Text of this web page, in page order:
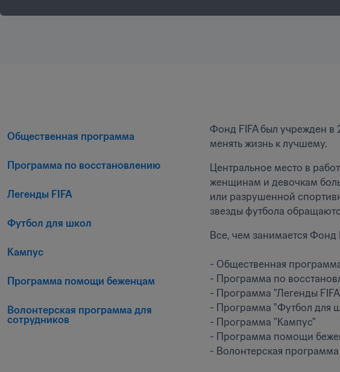
Общественная программа
Программа по восстановлению
Легенды FIFA
Футбол для школ
Кампус
Программа помощи беженцам
Волонтерская программа для
сотрудников
Фонд FIFA был учрежден в
менять жизнь к лучшему.
Центральное место в
женщинам и девочкам
или разрушенной
звезды футбола
Все, чем занимается Фонд
- Общественная
- Программа по
- Программа "Легенды
- Программа "Футбол для
- Программа "Кампус"
- Программа помощи
- Волонтерская